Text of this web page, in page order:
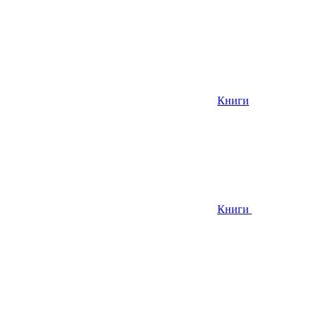
Книги
Книги